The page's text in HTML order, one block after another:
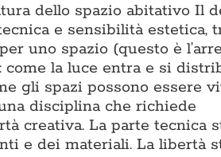
dello spazio abitativo Il
e sensibilità estetica,
uno spazio (questo è
come la luce entra e si
gli spazi possono essere
disciplina che richiede
creativa. La parte tecnica
e dei materiali. La libertà